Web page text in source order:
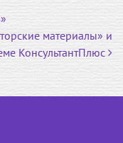
материалы» и
КонсультантПлюс